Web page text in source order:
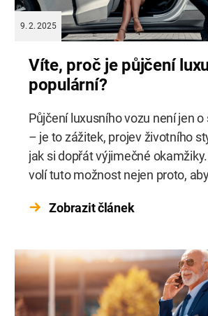
9. 2. 2025
Víte, proč je půjčení
populární?
Půjčení luxusního vozu není jen
– je to zážitek, projev životního
jak si dopřát výjimečné
volí tuto možnost nejen proto,
speciálních příležitostí – ať už jde
snu. […]
Zobrazit článek